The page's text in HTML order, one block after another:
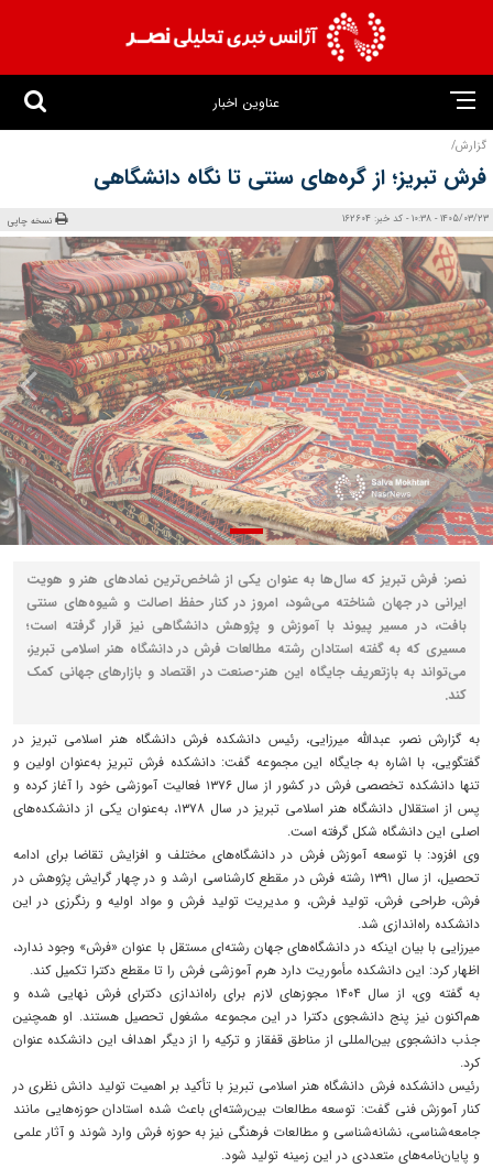
عناوین اخبار
گزارش/
فرش تبریز؛ از گره‌های سنتی تا نگاه دانشگاهی
1405/03/23 - 10:38 - کد خبر: 162604 نسخه چاپی
نصر: فرش تبریز که سال‌ها به عنوان یکی از شاخص‌ترین نمادهای هنر و هویت
ایرانی در جهان شناخته می‌شود، امروز در کنار حفظ اصالت و شیوه‌های سنتی
بافت، در مسیر پیوند با آموزش و پژوهش دانشگاهی نیز قرار گرفته است؛
مسیری که به گفته استادان رشته مطالعات فرش در دانشگاه هنر اسلامی تبریز،
می‌تواند به بازتعریف جایگاه این هنر-صنعت در اقتصاد و بازارهای جهانی کمک
کند.
به گزارش نصر، عبدالله میرزایی، رئیس دانشکده فرش دانشگاه هنر اسلامی تبریز در
گفتگویی، با اشاره به جایگاه این مجموعه گفت: دانشکده فرش تبریز به‌عنوان اولین و
تنها دانشکده تخصصی فرش در کشور از سال ۱۳۷۶ فعالیت آموزشی خود را آغاز کرده و
پس از استقلال دانشگاه هنر اسلامی تبریز در سال ۱۳۷۸، به‌عنوان یکی از دانشکده‌های
اصلی این دانشگاه شکل گرفته است.
وی افزود: با توسعه آموزش فرش در دانشگاه‌های مختلف و افزایش تقاضا برای ادامه
تحصیل، از سال ۱۳۹۱ رشته فرش در مقطع کارشناسی ارشد و در چهار گرایش پژوهش در
فرش، طراحی فرش، تولید فرش، و مدیریت تولید فرش و مواد اولیه و رنگرزی در این
دانشکده راه‌اندازی شد.
میرزایی با بیان اینکه در دانشگاه‌های جهان رشته‌ای مستقل با عنوان «فرش» وجود ندارد،
اظهار کرد: این دانشکده مأموریت دارد هرم آموزشی فرش را تا مقطع دکترا تکمیل کند.
به گفته وی، از سال ۱۴۰۴ مجوزهای لازم برای راه‌اندازی دکترای فرش نهایی شده و
هم‌اکنون نیز پنج دانشجوی دکترا در این مجموعه مشغول تحصیل هستند. او همچنین
جذب دانشجوی بین‌المللی از مناطق قفقاز و ترکیه را از دیگر اهداف این دانشکده عنوان
کرد.
رئیس دانشکده فرش دانشگاه هنر اسلامی تبریز با تأکید بر اهمیت تولید دانش نظری در
کنار آموزش فنی گفت: توسعه مطالعات بین‌رشته‌ای باعث شده استادان حوزه‌هایی مانند
جامعه‌شناسی، نشانه‌شناسی و مطالعات فرهنگی نیز به حوزه فرش وارد شوند و آثار علمی
و پایان‌نامه‌های متعددی در این زمینه تولید شود.